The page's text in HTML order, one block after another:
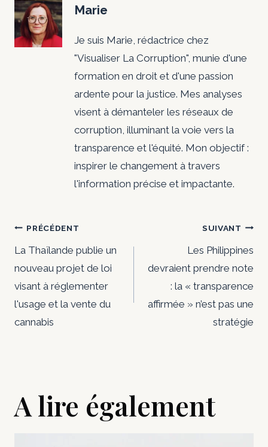
Marie
Je suis Marie, rédactrice chez
"Visualiser La Corruption", munie d'une
formation en droit et d'une passion
ardente pour la justice. Mes analyses
visent à démanteler les réseaux de
corruption, illuminant la voie vers la
transparence et l'équité. Mon objectif :
inspirer le changement à travers
l'information précise et impactante.
Navigation
de
l’article
PRÉCÉDENT
La Thaïlande publie un
nouveau projet de loi
visant à réglementer
l'usage et la vente du
cannabis
SUIVANT
Les Philippines
devraient prendre note
: la « transparence
affirmée » n’est pas une
stratégie
A lire également